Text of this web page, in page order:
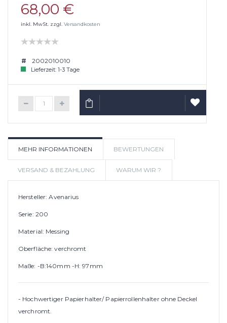
68,00 €
inkl. MwSt. zzgl. Versandkosten
2002010010
Lieferzeit: 1-3 Tage
IN DEN WARENKORB
MEHR INFORMATIONEN BEWERTUNGEN
VERSAND & BEZAHLUNG WARUM WIR ?
Hersteller: Avenarius
Serie: 200
Material: Messing
Oberfläche: verchromt
Maße: -B:140mm -H: 97mm
- Hochwertiger Papierhalter/ Papierrollenhalter ohne Deckel
verchromt.